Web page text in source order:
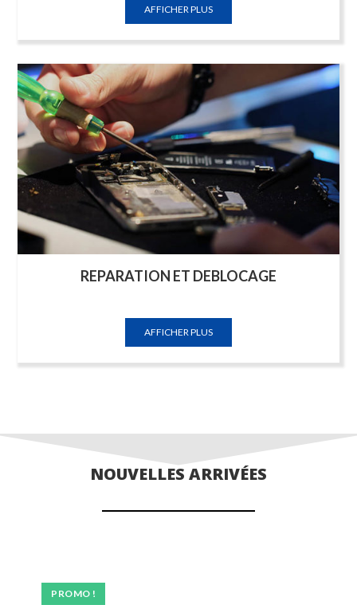
AFFICHER PLUS
REPARATION ET DEBLOCAGE
AFFICHER PLUS
NOUVELLES ARRIVÉES
PROMO !